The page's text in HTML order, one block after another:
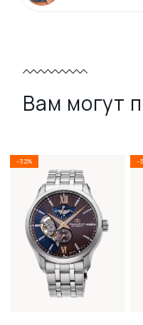
Вам могут
-32% -